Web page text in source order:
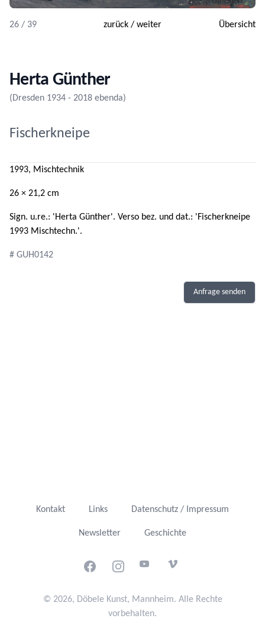
26 / 39 zurück/ weiter Übersicht
Herta Günther
(Dresden 1934 - 2018 ebenda)
Fischerkneipe
1993, Mischtechnik
26 × 21,2 cm
Sign. u.re.: 'Herta Günther'. Verso bez. und dat.: 'Fischerkneipe
1993 Mischtechn.'.
# GUH0142
Anfrage senden
Kontakt Links Datenschutz / Impressum
Newsletter Geschichte
FacebookInstagramYoutubeVimeo
© 2026, Döbele Kunst, Mannheim. Alle Rechte
vorbehalten.